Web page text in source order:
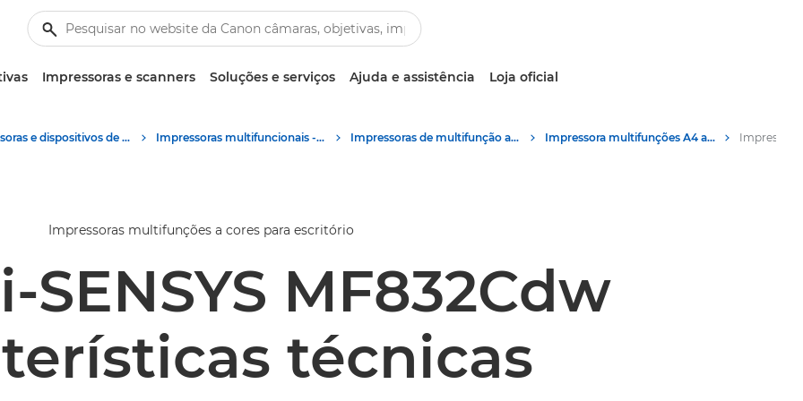
Impressoras e scanners Soluções e serviços Ajuda e assistência Loja oficial
Impressoras e dispositivos de fax empresariais Impressoras multifuncionais - Impressoras multifunções Impressoras de multifunção a cores Impressora multifunções A4 a cores Canon i-SENSYS MF832Cdw
Impressoras multifunções a cores para escritório
SENSYS MF832Cdw
técnicas